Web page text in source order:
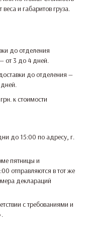
и габаритов груза.
до отделения
от 3 до 4 дней.
до отделения —
к стоимости
до 15:00 по адресу, г.
пятницы и
отправляются в тот же
деклараций
с требованиями и